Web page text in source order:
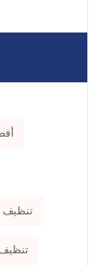
تنظيف
تنظيف